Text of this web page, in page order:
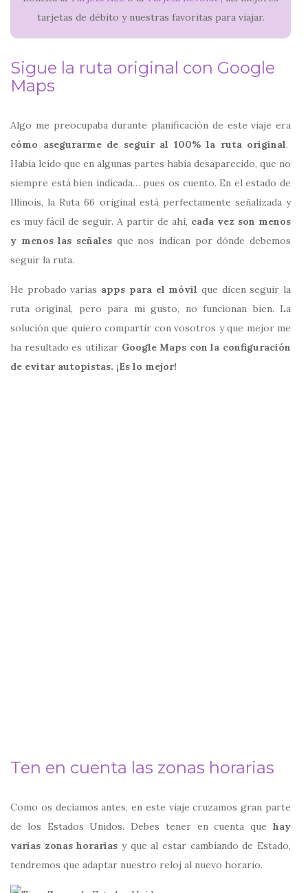
tarjetas de débito y nuestras favoritas para viajar.
Sigue la ruta original con Google
Maps
Algo me preocupaba durante planificación de este viaje era
cómo asegurarme de seguir al 100% la ruta original.
Había leído que en algunas partes había desaparecido, que no
siempre está bien indicada… pues os cuento. En el estado de
Illinois, la Ruta 66 original está perfectamente señalizada y
es muy fácil de seguir. A partir de ahí, cada vez son menos
y menos las señales que nos indican por dónde debemos
seguir la ruta.
He probado varias apps para el móvil que dicen seguir la
ruta original, pero para mi gusto, no funcionan bien. La
solución que quiero compartir con vosotros y que mejor me
ha resultado es utilizarGoogle Maps con la configuración
de evitar autopistas. ¡Es lo mejor!
Ten en cuenta las zonas horarias
Como os decíamos antes, en este viaje cruzamos gran parte
de los Estados Unidos. Debes tener en cuenta que hay
varias zonas horarias y que al estar cambiando de Estado,
tendremos que adaptar nuestro reloj al nuevo horario.